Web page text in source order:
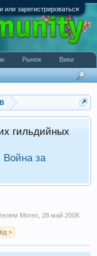
или зарегистрироваться
гильдийных
Война за
Moren 28 май 2008
>
Рынок Вики